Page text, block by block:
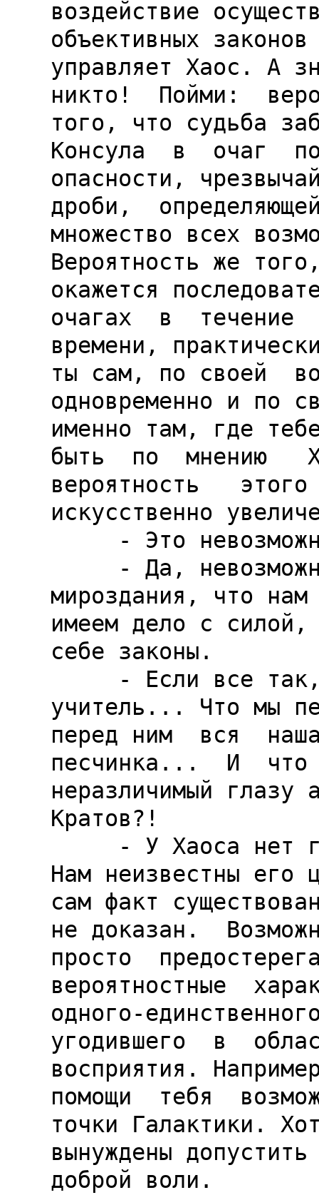
воздействие
объективных
управляет Хаос. А
никто!  Пойми:
того, что судьба
Консула  в  очаг
опасности,
дроби,
множество всех
Вероятность же
окажется
очагах  в  течение
времени,
ты сам, по своей
одновременно и по
именно там, где
быть  по  мнению
вероятность
искусственно
мироздания, что
имеем дело с силой,
себе законы.
учитель... Что мы
перед ним  вся
песчинка...  И  что
неразличимый глазу
Кратов?!
Нам неизвестны его
сам факт
не доказан.
просто
вероятностные
одного-
угодившего  в
восприятия.
помощи  тебя
точки Галактики.
вынуждены
доброй воли.